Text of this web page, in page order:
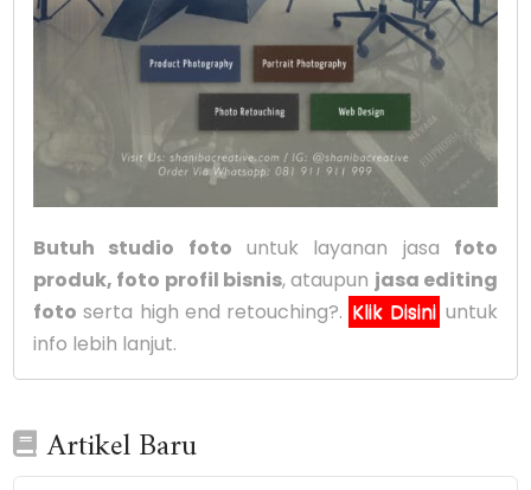
Butuh studio foto untuk layanan jasa foto
produk, foto profil bisnis, ataupun jasa editing
foto serta high end retouching?. Klik Disini untuk
info lebih lanjut.
Artikel Baru